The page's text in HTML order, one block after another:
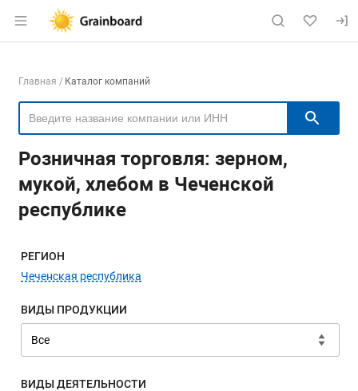
Раздел навигации по сайту
Навигация по компаниям
Главная Каталог компаний
Розничная торговля: зерном,
мукой, хлебом в Чеченской
республике
Меню навигации
РЕГИОН
Чеченская республика
ВИДЫ ПРОДУКЦИИ
ВИДЫ ДЕЯТЕЛЬНОСТИ